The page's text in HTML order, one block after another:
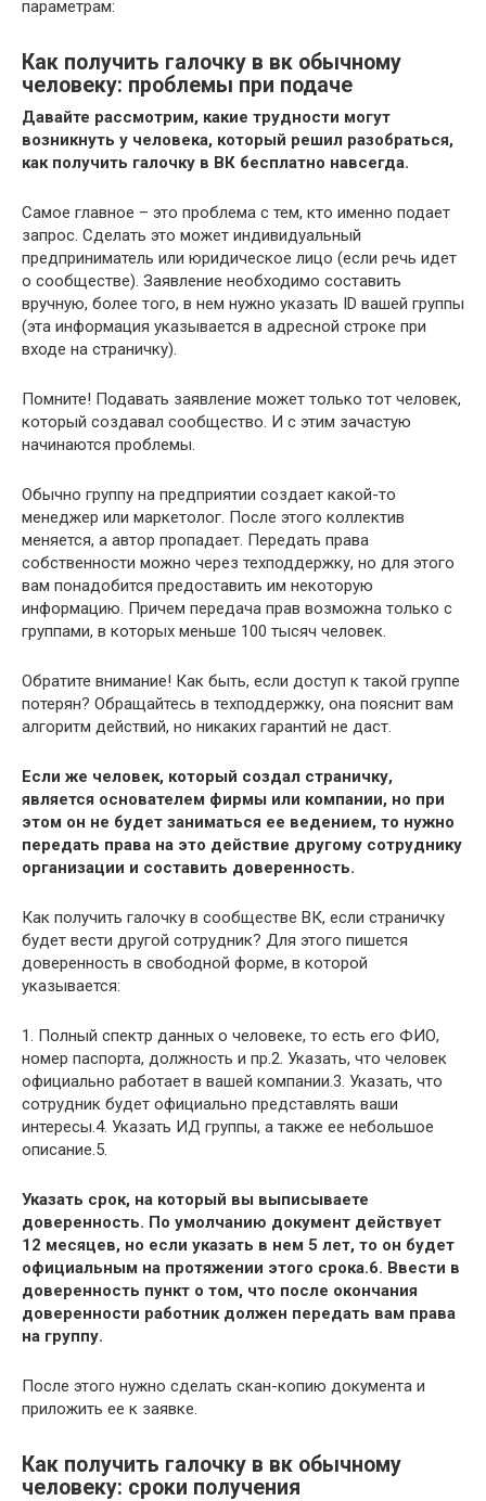
параметрам:
Как получить галочку в вк обычному
человеку: проблемы при подаче
Давайте рассмотрим, какие трудности могут
возникнуть у человека, который решил разобраться,
как получить галочку в ВК бесплатно навсегда.
Самое главное – это проблема с тем, кто именно подает
запрос. Сделать это может индивидуальный
предприниматель или юридическое лицо (если речь идет
о сообществе). Заявление необходимо составить
вручную, более того, в нем нужно указать ID вашей группы
(эта информация указывается в адресной строке при
входе на страничку).
Помните! Подавать заявление может только тот человек,
который создавал сообщество. И с этим зачастую
начинаются проблемы.
Обычно группу на предприятии создает какой-то
менеджер или маркетолог. После этого коллектив
меняется, а автор пропадает. Передать права
собственности можно через техподдержку, но для этого
вам понадобится предоставить им некоторую
информацию. Причем передача прав возможна только с
группами, в которых меньше 100 тысяч человек.
Обратите внимание! Как быть, если доступ к такой группе
потерян? Обращайтесь в техподдержку, она пояснит вам
алгоритм действий, но никаких гарантий не даст.
Если же человек, который создал страничку,
является основателем фирмы или компании, но при
этом он не будет заниматься ее ведением, то нужно
передать права на это действие другому сотруднику
организации и составить доверенность.
Как получить галочку в сообществе ВК, если страничку
будет вести другой сотрудник? Для этого пишется
доверенность в свободной форме, в которой
указывается:
1. Полный спектр данных о человеке, то есть его ФИО,
номер паспорта, должность и пр.2. Указать, что человек
официально работает в вашей компании.3. Указать, что
сотрудник будет официально представлять ваши
интересы.4. Указать ИД группы, а также ее небольшое
описание.5.
Указать срок, на который вы выписываете
доверенность. По умолчанию документ действует
12 месяцев, но если указать в нем 5 лет, то он будет
официальным на протяжении этого срока.6. Ввести в
доверенность пункт о том, что после окончания
доверенности работник должен передать вам права
на группу.
После этого нужно сделать скан-копию документа и
приложить ее к заявке.
Как получить галочку в вк обычному
человеку: сроки получения